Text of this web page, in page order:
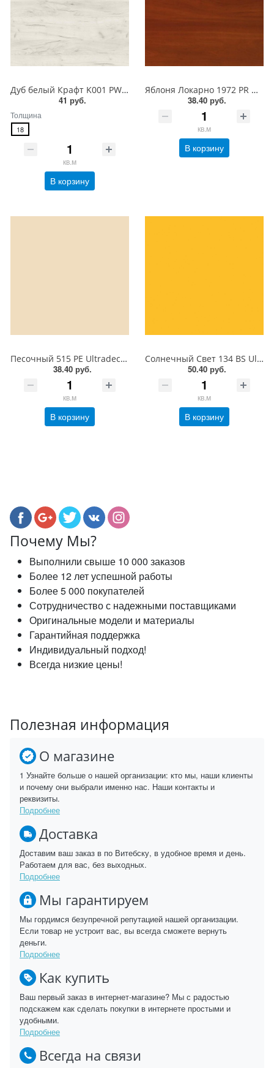
Дуб белый Крафт K001 PW Ultradecor ЛДСП 18 мм
41 руб.
Толщина
18
кв.м
В корзину
Яблоня Локарно 1972 PR Ultradecor ЛДСП 18 мм
38.40 руб.
кв.м
В корзину
Песочный 515 PE Ultradecor ЛДСП 18 мм
38.40 руб.
кв.м
В корзину
Солнечный Свет 134 BS Ultradecor ЛДСП 18 мм
50.40 руб.
кв.м
В корзину
Почему Мы?
Выполнили свыше 10 000 заказов
Более 12 лет успешной работы
Более 5 000 покупателей
Сотрудничество с надежными поставщиками
Оригинальные модели и материалы
Гарантийная поддержка
Индивидуальный подход!
Всегда низкие цены!
Полезная информация
О магазине
1 Узнайте больше о нашей организации: кто мы, наши клиенты
и почему они выбрали именно нас. Наши контакты и
реквизиты.
Подробнее
Доставка
Доставим ваш заказ в по Витебску, в удобное время и день.
Работаем для вас, без выходных.
Подробнее
Мы гарантируем
Мы гордимся безупречной репутацией нашей организации.
Если товар не устроит вас, вы всегда сможете вернуть
деньги.
Подробнее
Как купить
Ваш первый заказ в интернет-магазине? Мы с радостью
подскажем как сделать покупки в интернете простыми и
удобными.
Подробнее
Всегда на связи